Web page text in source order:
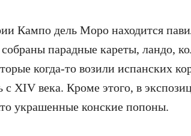
Кампо дель Моро находится
собраны парадные кареты, ландо,
когда-то возили испанских
с XIV века. Кроме этого, в
украшенные конские попоны.